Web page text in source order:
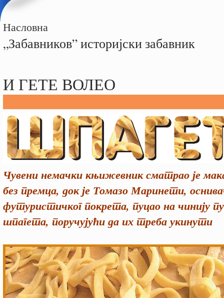
Насловна
„Забавников” историјски забавник
И ГЕТЕ ВОЛЕО
Чувени немачки књижевник сматрао је
без премца, док је Томазо Маринети,
футуристичког покрета, пуцао на чинију
шпагета, поручујући да их треба укинути